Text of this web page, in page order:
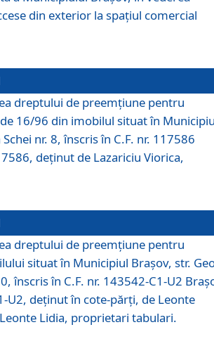
din exterior la spațiul comercial
dreptului de preemţiune pentru
16/96 din imobilul situat în
nr. 8, înscris în C.F. nr. 117586
deținut de Lazariciu Viorica,
dreptului de preemţiune pentru
situat în Municipiul Braşov, str.
înscris în C.F. nr. 143542-C1-U2
U2, deținut în cote-părți, de Leonte
Lidia, proprietari tabulari.